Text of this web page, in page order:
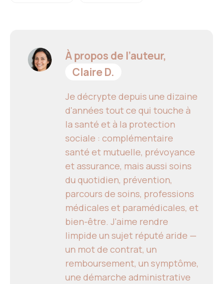
À propos de l’auteur,
Claire D.
Je décrypte depuis une dizaine
d'années tout ce qui touche à
la santé et à la protection
sociale : complémentaire
santé et mutuelle, prévoyance
et assurance, mais aussi soins
du quotidien, prévention,
parcours de soins, professions
médicales et paramédicales, et
bien-être. J'aime rendre
limpide un sujet réputé aride —
un mot de contrat, un
remboursement, un symptôme,
une démarche administrative